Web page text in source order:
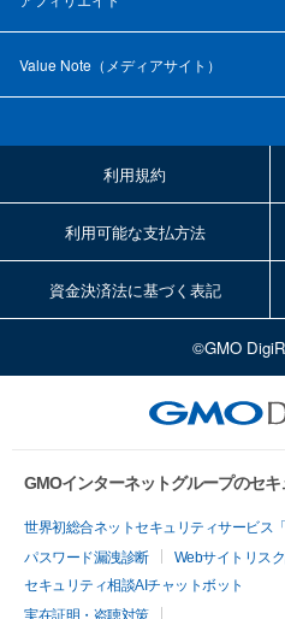
Value Note（ メディアサイト ）
利用規約
利用可能な支払方法
資金決済法に基づく表記
©GMO
GMOインターネットグループのセ
世界初総合ネットセキュリティサービス
パスワード漏洩診断
Webサイトリス
セキュリティ相談AIチャットボット
実在証明・盗聴対策